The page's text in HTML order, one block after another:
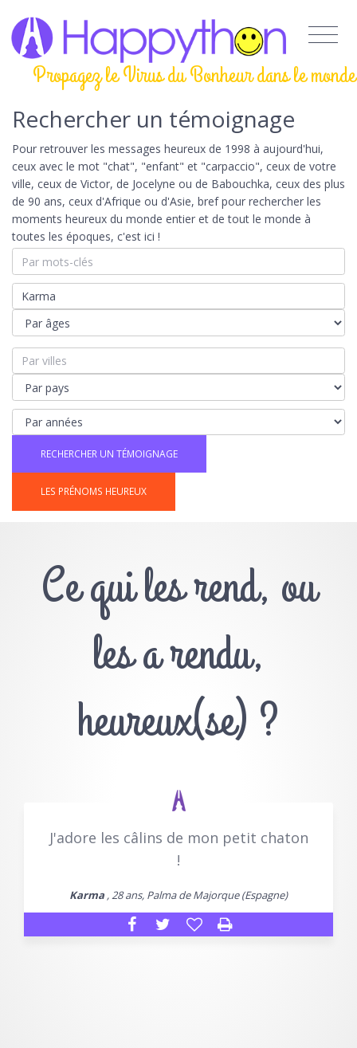
Propagez le Virus du Bonheur dans le monde
Rechercher un témoignage
Pour retrouver les messages heureux de 1998 à aujourd'hui,
ceux avec le mot "chat", "enfant" et "carpaccio", ceux de votre
ville, ceux de Victor, de Jocelyne ou de Babouchka, ceux des plus
de 90 ans, ceux d'Afrique ou d'Asie, bref pour rechercher les
moments heureux du monde entier et de tout le monde à
toutes les époques, c'est ici !
LES PRÉNOMS HEUREUX
Ce qui les rend, ou
les a rendu,
heureux(se) ?
J'adore les câlins de mon petit chaton
!
Karma , 28 ans, Palma de Majorque (Espagne)